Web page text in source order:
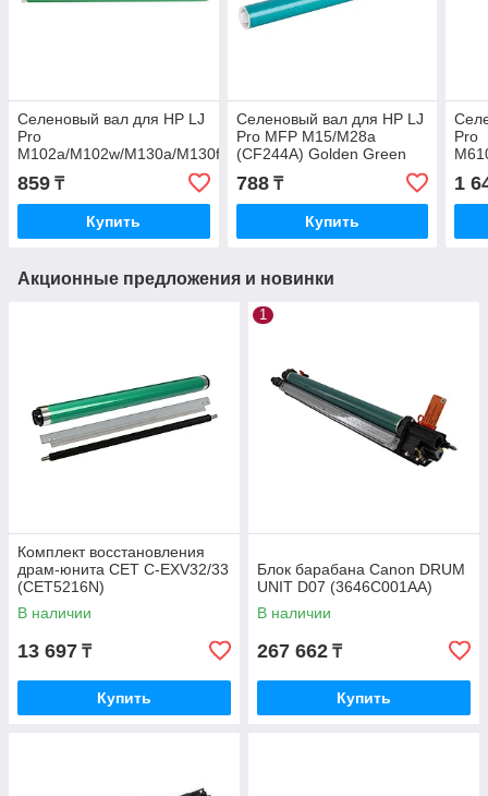
Селеновый вал для HP LJ
Pro
M102a/M102w/M130a/M130fw/M130nw
(CF219A) Golden Green
859 ₸
Купить
Селеновый вал для HP LJ
Pro MFP M15/M28a
(CF244A) Golden Green
788₸
Купить
Pro
1
Акционные предложения и новинки
Комплект восстановления
драм-юнита CET C-EXV32/33
(CET5216N)
В наличии
13 697 ₸
Купить
1
Блок барабана Canon DRUM
UNIT D07 (3646C001AA)
В наличии
267 662 ₸
Купить